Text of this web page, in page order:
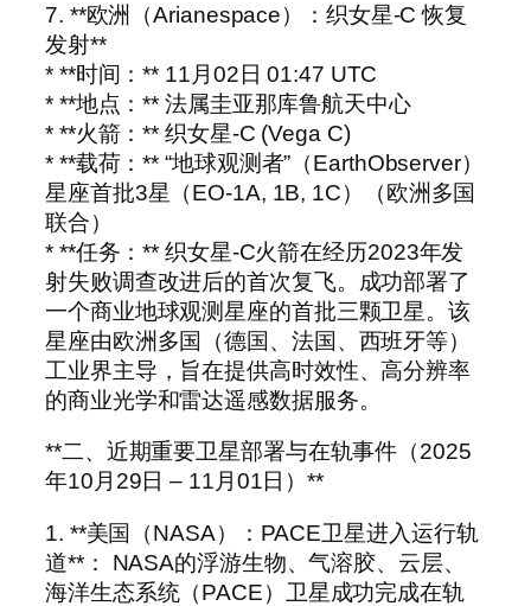
7. **欧洲（Arianespace）：织女星-C 恢复
发射**
* **时间：** 11月02日 01:47 UTC
* **地点：** 法属圭亚那库鲁航天中心
* **火箭：** 织女星-C (Vega C)
* **载荷：** “地球观测者”（EarthObserver）
星座首批3星（EO-1A, 1B, 1C）（欧洲多国
联合）
* **任务：** 织女星-C火箭在经历2023年发
射失败调查改进后的首次复飞。成功部署了
一个商业地球观测星座的首批三颗卫星。该
星座由欧洲多国（德国、法国、西班牙等）
工业界主导，旨在提供高时效性、高分辨率
的商业光学和雷达遥感数据服务。
**二、近期重要卫星部署与在轨事件（2025
年10月29日 – 11月01日）**
1. **美国（NASA）：PACE卫星进入运行轨
道**： NASA的浮游生物、气溶胶、云层、
海洋生态系统（PACE）卫星成功完成在轨